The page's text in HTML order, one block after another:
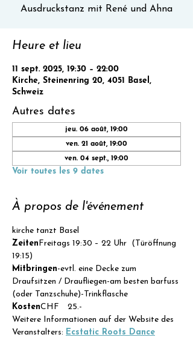
Ausdruckstanz mit René und Ahna
Heure et lieu
11 sept. 2025, 19:30 – 22:00
Kirche, Steinenring 20, 4051 Basel,
Schweiz
Autres dates
jeu. 06 août, 19:00
ven. 21 août, 19:00
ven. 04 sept., 19:00
Voir toutes les 9 dates
À propos de l'événement
kirche tanzt Basel
ZeitenFreitags 19:30 – 22 Uhr  (Türöffnung
19:15)
Mitbringen-evtl. eine Decke zum
Draufsitzen / Draufliegen-am besten barfuss
(oder Tanzschuhe)-Trinkflasche
KostenCHF  25.-
Weitere Informationen auf der Website des
Veranstalters: Ecstatic Roots Dance